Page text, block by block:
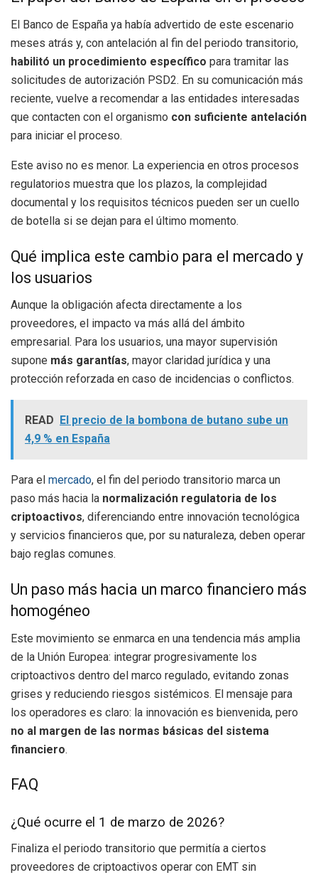
El Banco de España ya había advertido de este escenario
meses atrás y, con antelación al fin del periodo transitorio,
habilitó un procedimiento específico para tramitar las
solicitudes de autorización PSD2. En su comunicación más
reciente, vuelve a recomendar a las entidades interesadas
que contacten con el organismo con suficiente antelación
para iniciar el proceso.
Este aviso no es menor. La experiencia en otros procesos
regulatorios muestra que los plazos, la complejidad
documental y los requisitos técnicos pueden ser un cuello
de botella si se dejan para el último momento.
Qué implica este cambio para el mercado y
los usuarios
Aunque la obligación afecta directamente a los
proveedores, el impacto va más allá del ámbito
empresarial. Para los usuarios, una mayor supervisión
supone más garantías, mayor claridad jurídica y una
protección reforzada en caso de incidencias o conflictos.
READ
El precio de la bombona de butano sube un
4,9 % en España
Para el mercado, el fin del periodo transitorio marca un
paso más hacia la normalización regulatoria de los
criptoactivos, diferenciando entre innovación tecnológica
y servicios financieros que, por su naturaleza, deben operar
bajo reglas comunes.
Un paso más hacia un marco financiero más
homogéneo
Este movimiento se enmarca en una tendencia más amplia
de la Unión Europea: integrar progresivamente los
criptoactivos dentro del marco regulado, evitando zonas
grises y reduciendo riesgos sistémicos. El mensaje para
los operadores es claro: la innovación es bienvenida, pero
no al margen de las normas básicas del sistema
financiero.
FAQ
¿Qué ocurre el 1 de marzo de 2026?
Finaliza el periodo transitorio que permitía a ciertos
proveedores de criptoactivos operar con EMT sin